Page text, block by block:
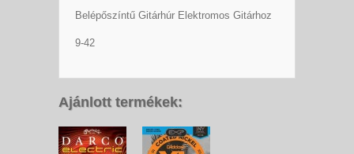
Belépőszíntű Gitárhúr Elektromos Gitárhoz
9-42
Ajánlott termékek: